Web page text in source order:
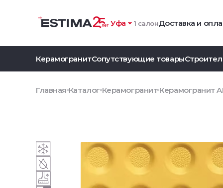
Уфа 1 салонДоставка и
КерамогранитСопутствующие товары
Главная Каталог Керамогранит Керамогранит